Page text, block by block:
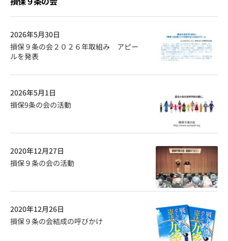
損保９条の会２０２６年取組み アピー
ルを発表
2026年5月30日
損保9条の会の活動
2026年5月1日
損保９条の会の活動
2020年12月27日
損保９条の会結成の呼びかけ
2020年12月26日